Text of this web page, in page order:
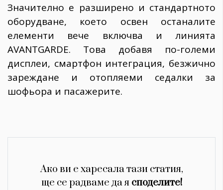
Значително е разширено и стандартното
оборудване, което освен останалите
елементи вече включва и линията
AVANTGARDE. Това добавя по-големи
дисплеи, смартфон интеграция, безжично
зареждане и отопляеми седалки за
шофьора и пасажерите.
Ако ви е харесала тази статия,
ще се радваме да я споделите!